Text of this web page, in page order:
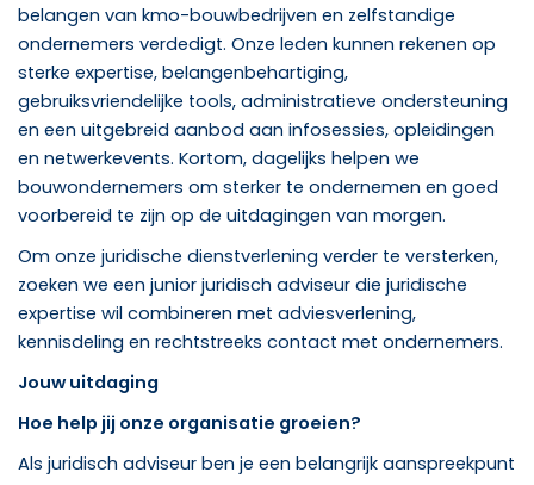
belangen van kmo-bouwbedrijven en zelfstandige
ondernemers verdedigt. Onze leden kunnen rekenen op
sterke expertise, belangenbehartiging,
gebruiksvriendelijke tools, administratieve ondersteuning
en een uitgebreid aanbod aan infosessies, opleidingen
en netwerkevents. Kortom, dagelijks helpen we
bouwondernemers om sterker te ondernemen en goed
voorbereid te zijn op de uitdagingen van morgen.
Om onze juridische dienstverlening verder te versterken,
zoeken we een junior juridisch adviseur die juridische
expertise wil combineren met adviesverlening,
kennisdeling en rechtstreeks contact met ondernemers.
Jouw uitdaging
Hoe help jij onze organisatie groeien?
Als juridisch adviseur ben je een belangrijk aanspreekpunt